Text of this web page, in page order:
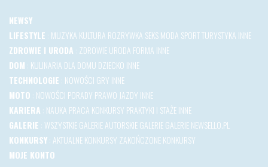
NEWSY
LIFESTYLE : MUZYKA KULTURA ROZRYWKA SEKSMODA SPORTTURYSTYKA INNE
ZDROWIE I URODA : ZDROWIEURODA FORMA INNE
DOM : KULINARIA DLA DOMU DZIECKO INNE
TECHNOLOGIE : NOWOŚCI GRY INNE
MOTO : NOWOŚCI PORADY PRAWO JAZDY INNE
KARIERA : NAUKA PRACA KONKURSY PRAKTYKI I STAŻEINNE
GALERIE : WSZYSTKIE GALERIEAUTORSKIE GALERIEGALERIE NEWSELLO.PL
KONKURSY: AKTUALNE KONKURSY ZAKOŃCZONE KONKURSY
MOJE KONTO